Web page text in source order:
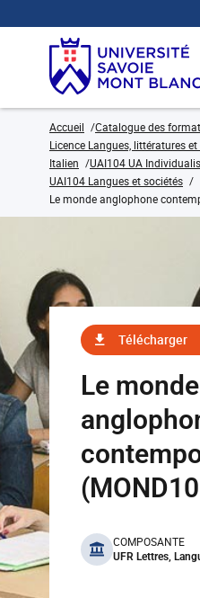
Accueil Catalogue des
Licence Langues, littératures
Italien
UAI104 UA
UAI104 Langues et sociétés
Le monde anglophone
Télécharger
Le monde
benefits
COMPOSANTE
UFR Lettres,